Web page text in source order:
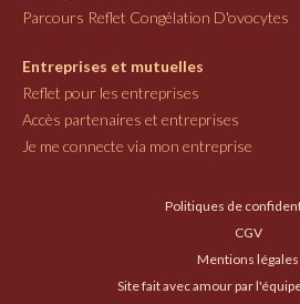
Parcours Reflet Congélation D'ovocytes
Entreprises et mutuelles
Reflet pour les entreprises
Accès partenaires et entreprises
Je me connecte via mon entreprise
Politiques de
CGV
Mentions légales
Site fait avec amour par